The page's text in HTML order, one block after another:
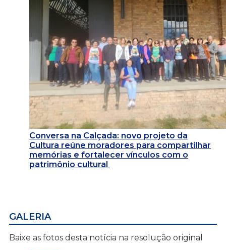
Conversa na Calçada: novo projeto da
Cultura reúne moradores para compartilhar
memórias e fortalecer vínculos com o
patrimônio cultural
GALERIA
Baixe as fotos desta notícia na resolução original